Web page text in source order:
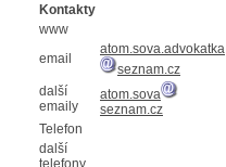
Kontakty
www
email
atom.sova.advokatka
seznam.cz
další
emaily
atom.sova
seznam.cz
Telefon
další
telefony